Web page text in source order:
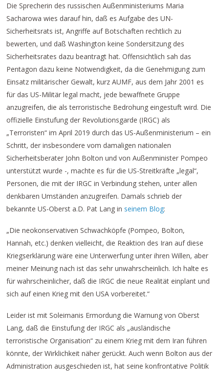
Die Sprecherin des russischen Außenministeriums Maria
Sacharowa wies darauf hin, daß es Aufgabe des UN-
Sicherheitsrats ist, Angriffe auf Botschaften rechtlich zu
bewerten, und daß Washington keine Sondersitzung des
Sicherheitsrates dazu beantragt hat. Offensichtlich sah das
Pentagon dazu keine Notwendigkeit, da die Genehmigung zum
Einsatz militärischer Gewalt, kurz AUMF, aus dem Jahr 2001 es
für das US-Militär legal macht, jede bewaffnete Gruppe
anzugreifen, die als terroristische Bedrohung eingestuft wird. Die
offizielle Einstufung der Revolutionsgarde (IRGC) als
„Terroristen“ im April 2019 durch das US-Außenministerium – ein
Schritt, der insbesondere vom damaligen nationalen
Sicherheitsberater John Bolton und von Außenminister Pompeo
unterstützt wurde -, machte es für die US-Streitkräfte „legal“,
Personen, die mit der IRGC in Verbindung stehen, unter allen
denkbaren Umständen anzugreifen. Damals schrieb der
bekannte US-Oberst a.D. Pat Lang in seinem Blog:
„Die neokonservativen Schwachköpfe (Pompeo, Bolton,
Hannah, etc.) denken vielleicht, die Reaktion des Iran auf diese
Kriegserklärung wäre eine Unterwerfung unter ihren Willen, aber
meiner Meinung nach ist das sehr unwahrscheinlich. Ich halte es
für wahrscheinlicher, daß die IRGC die neue Realität einplant und
sich auf einen Krieg mit den USA vorbereitet.“
Leider ist mit Soleimanis Ermordung die Warnung von Oberst
Lang, daß die Einstufung der IRGC als „ausländische
terroristische Organisation“ zu einem Krieg mit dem Iran führen
könnte, der Wirklichkeit näher gerückt. Auch wenn Bolton aus der
Administration ausgeschieden ist, hat seine konfrontative Politik